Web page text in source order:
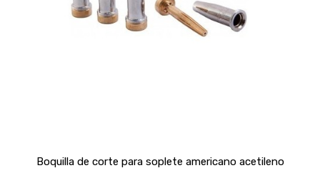
Boquilla de corte para soplete americano acetileno